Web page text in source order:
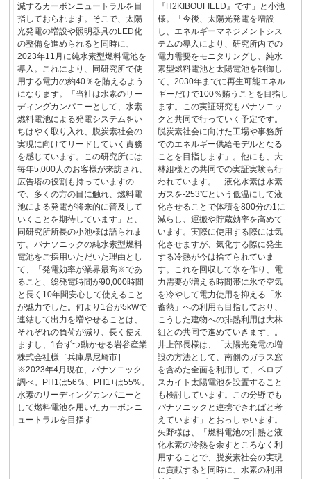
減するカーボンニュートラルを目
指しておられます。そこで、太陽
光発電の増設や照明器具のLED化
の整備を進められると同時に、
2023年11月に純水素型燃料電池を
導入。これにより、同研究所で使
用する電力の約40％を賄えるよう
になります。「当社は水素のリー
ディングカンパニーとして、水素
燃料電池による発電システムをい
ちはやく取り入れ、脱炭素社会の
実現に向けてリードしていく責務
を感じています。この研究所には
毎年5,000人のお客様が来訪され、
広告塔の役割も持っていますの
で、多くの方の目に触れ、燃料電
池による発電が将来的に普及して
いくことを期待しています」と、
同研究所所長の小池様は語られま
す。パナソニックの純水素型燃料
電池をご採用いただいた理由とし
て、「発電効率が業界最高※であ
ること、総発電時間が90,000時間
と長く10年間安心して使えること
が魅力でした。何より1台が5kWで
連結して出力を増やせることは、
それぞれの負荷が減り、長く使え
ますし、1台ずつ動かせる岩谷産業
株式会社様［兵庫県尼崎市］
※2023年4月現在、パナソニック
調べ。PH1は56％、PH1+は55%。
水素のリーディングカンパニーと
して燃料電池を用いたカーボンニ
ュートラルを目指す
『H2KIBOUFIELD』です」と小池
様。「今後、太陽光発電を増設
し、エネルギーマネジメントシス
テムの導入により、研究所内での
電力需要をモニタリングし、純水
素型燃料電池と太陽電池を制御し
て、2030年までに再生可能エネル
ギーだけで100％賄うことを目指し
ます。この実証研究もパナソニッ
クと共同で行っていく予定です。
脱炭素社会に向けた工場や事務所
でのエネルギー供給モデルとなる
ことを目指します」。他にも、大
林組様との共同での実証実験も行
われています。「液化水素は水素
ガスを-253℃という低温にして液
化させることで体積を800分の1に
減らし、運搬や貯蔵効率を高めて
います。実際に使用する際には気
化させますが、気化する際に発生
する冷熱が今は捨てられていま
す。これを回収して氷を作り、電
力需要が増える時間帯に氷で空気
を冷やして電力使用を抑える「氷
蓄熱」への利用も目指しており、
こうした建物への排熱利用は大林
組との共同で進めていきます」。
井上部長様は、「太陽光発電の増
設の方法として、南側のガラス窓
を含めた全面を利用して、ペロブ
スカイト太陽電池を設置すること
も検討しています。この分野でも
パナソニックと連携できればと考
えています」とおっしゃいます。
矢野様は、「燃料電池の排熱と液
化水素の冷熱を余すところなく利
用することで、脱炭素社会の実現
に貢献すると同時に、水素の利用